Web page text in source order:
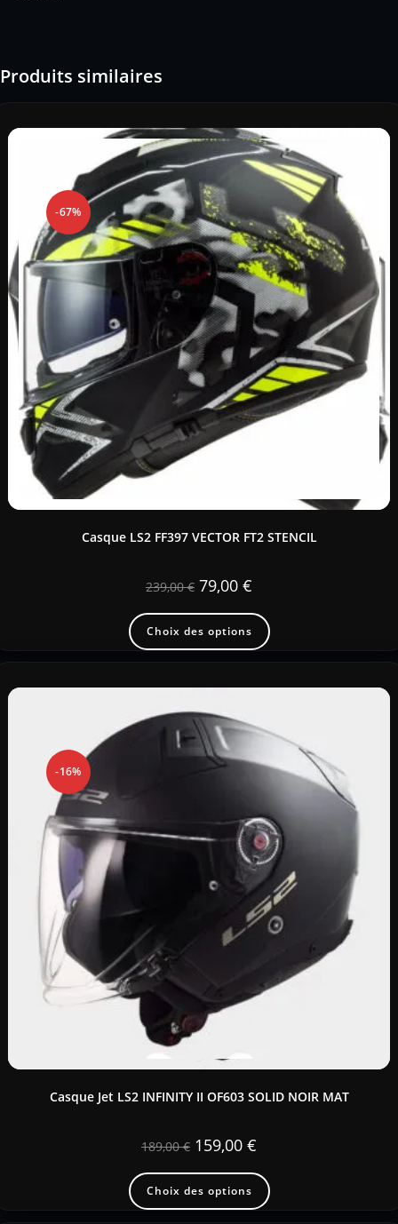
Produits similaires
-67%
Casque LS2 FF397 VECTOR FT2 STENCIL
239,00€ 79,00 €
Choix des options
-16%
Casque Jet LS2 INFINITY II OF603 SOLID NOIR MAT
189,00€ 159,00 €
Choix des options